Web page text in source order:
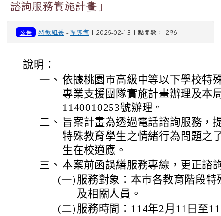
諮詢服務實施計畫」
公告 特教組長 - 輔導室 | 2025-02-13 | 點閱數： 296
說明：
一、 依據桃園市高級中等以下學校特
專業支援團隊實施計畫辦理及本
1140010253號辦理。
二、 旨案計畫為透過電話諮詢服務，
特殊教育學生之情緒行為問題之
生在校適應。
三、 本案前函誤繕服務專線，更正諮
(一) 服務對象：本市各教育階段
及相關人員。
(二) 服務時間：114年2月11日至